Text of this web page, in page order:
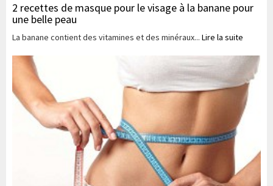
2 recettes de masque pour le visage à la banane pour
une belle peau
La banane contient des vitamines et des minéraux... Lire la suite